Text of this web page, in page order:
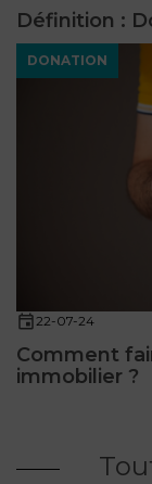
Définition :
DONATION
22-07-24
Comment
immobilier ?